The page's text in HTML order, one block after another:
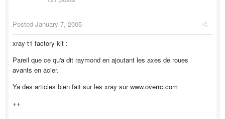
Posted January 7, 2005
xray t1 factory kit :
Pareil que ce qu'a dit raymond en ajoutant les axes de roues
avants en acier.
Ya des articles bien fait sur les xray surwww.overrc.com
++